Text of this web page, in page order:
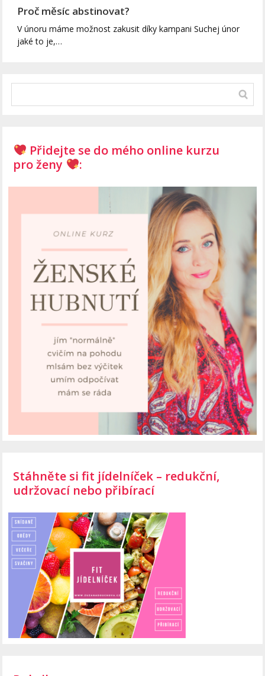
Proč měsíc abstinovat?
V únoru máme možnost zakusit díky kampani Suchej únor
jaké to je,…
Přidejte se do mého online kurzu
pro ženy
:
Stáhněte si fit jídelníček – redukční,
udržovací nebo přibírací